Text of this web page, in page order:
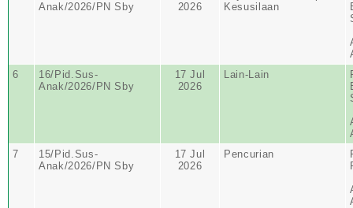
Anak/2026/PN Sby
2026
Kesusilaan
6
16/Pid.Sus-
Anak/2026/PN Sby
17 Jul
2026
Lain-Lain
7
15/Pid.Sus-
Anak/2026/PN Sby
17 Jul
2026
Pencurian